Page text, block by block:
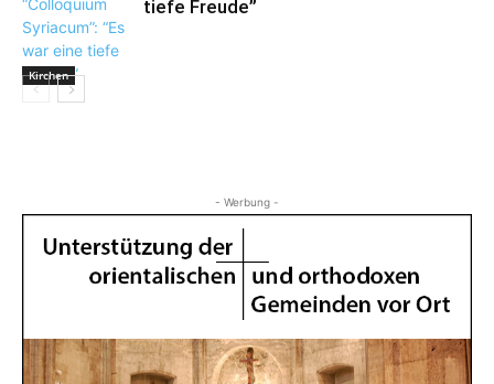
Kirchen
tiefe Freude”
- Werbung -